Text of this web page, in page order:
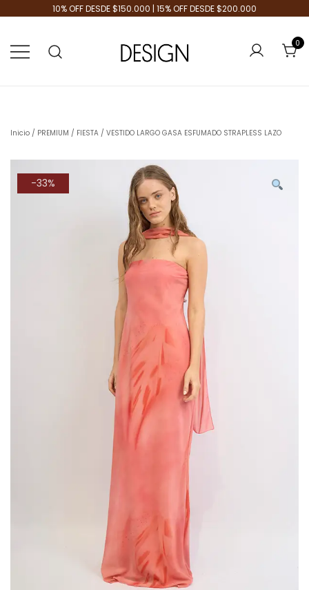
10% OFF DESDE $150.000 | 15% OFF DESDE $200.000
0
Inicio / PREMIUM / FIESTA / VESTIDO LARGO GASA ESFUMADO STRAPLESS LAZO
-33%